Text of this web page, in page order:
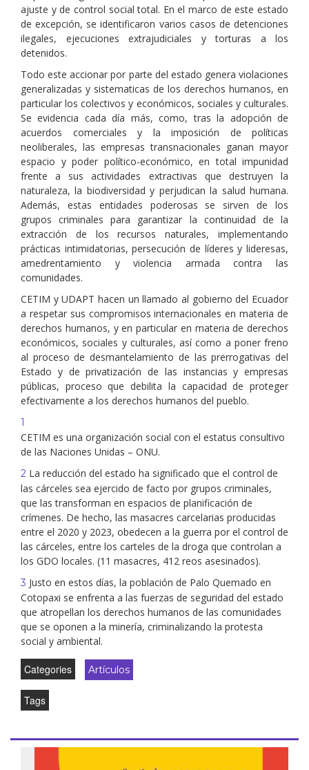
ajuste y de control social total. En el marco de este estado
de excepción, se identificaron varios casos de detenciones
ilegales, ejecuciones extrajudiciales y torturas a los
detenidos.
Todo este accionar por parte del estado genera violaciones
generalizadas y sistematicas de los derechos humanos, en
particular los colectivos y económicos, sociales y culturales.
Se evidencia cada día más, como, tras la adopción de
acuerdos comerciales y la imposición de políticas
neoliberales, las empresas transnacionales ganan mayor
espacio y poder político-económico, en total impunidad
frente a sus actividades extractivas que destruyen la
naturaleza, la biodiversidad y perjudican la salud humana.
Además, estas entidades poderosas se sirven de los
grupos criminales para garantizar la continuidad de la
extracción de los recursos naturales, implementando
prácticas intimidatorias, persecución de líderes y lideresas,
amedrentamiento y violencia armada contra las
comunidades.
CETIM y UDAPT hacen un llamado al gobierno del Ecuador
a respetar sus compromisos internacionales en materia de
derechos humanos, y en particular en materia de derechos
económicos, sociales y culturales, así como a poner freno
al proceso de desmantelamiento de las prerrogativas del
Estado y de privatización de las instancias y empresas
públicas, proceso que debilita la capacidad de proteger
efectivamente a los derechos humanos del pueblo.
1
CETIM es una organización social con el estatus consultivo
de las Naciones Unidas – ONU.
2 La reducción del estado ha significado que el control de
las cárceles sea ejercido de facto por grupos criminales,
que las transforman en espacios de planificación de
crímenes. De hecho, las masacres carcelarias producidas
entre el 2020 y 2023, obedecen a la guerra por el control de
las cárceles, entre los carteles de la droga que controlan a
los GDO locales. (11 masacres, 412 reos asesinados).
3 Justo en estos días, la población de Palo Quemado en
Cotopaxi se enfrenta a las fuerzas de seguridad del estado
que atropellan los derechos humanos de las comunidades
que se oponen a la minería, criminalizando la protesta
social y ambiental.
Categories Artículos
Tags